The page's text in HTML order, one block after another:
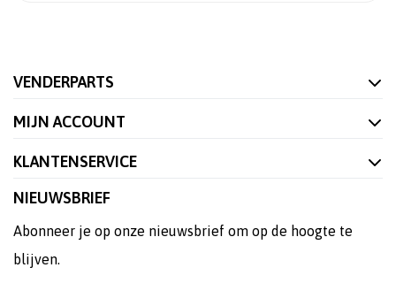
VENDERPARTS
MIJN ACCOUNT
KLANTENSERVICE
NIEUWSBRIEF
Abonneer je op onze nieuwsbrief om op de hoogte te
blijven.